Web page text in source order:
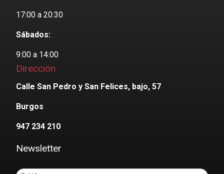
17:00 a 20:30
Sábados:
9:00 a 14:00
Dirección
Calle San Pedro y San Felices, bajo, 57
Burgos
947 234 210
Newsletter